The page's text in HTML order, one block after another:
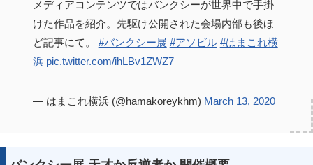
メディアコンテンツではバンクシーが世界中で手掛
けた作品を紹介。先駆け公開された会場内部も後ほ
ど記事にて。 #バンクシー展 #アソビル #はまこれ横
浜 pic.twitter.com/ihLBv1ZWZ7
— はまこれ横浜 (@hamakoreykhm) March 13, 2020